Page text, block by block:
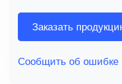
Заказать
Сообщить об ошибке